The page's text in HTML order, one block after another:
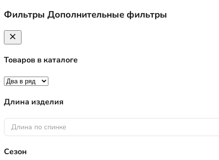
Фильтры Дополнительные фильтры
Товаров в каталоге
Длина изделия
Длина по спинке
Сезон